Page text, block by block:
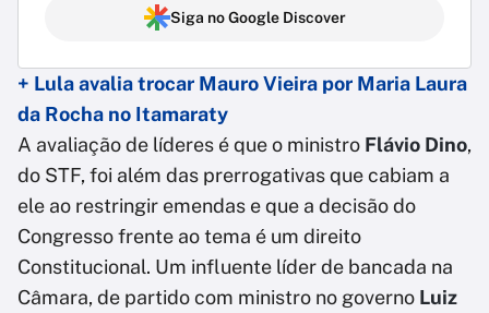
Siga no Google Discover
+ Lula avalia trocar Mauro Vieira por Maria Laura
da Rocha no Itamaraty
A avaliação de líderes é que o ministro Flávio Dino,
do STF, foi além das prerrogativas que cabiam a
ele ao restringir emendas e que a decisão do
Congresso frente ao tema é um direito
Constitucional. Um influente líder de bancada na
Câmara, de partido com ministro no governo Luiz